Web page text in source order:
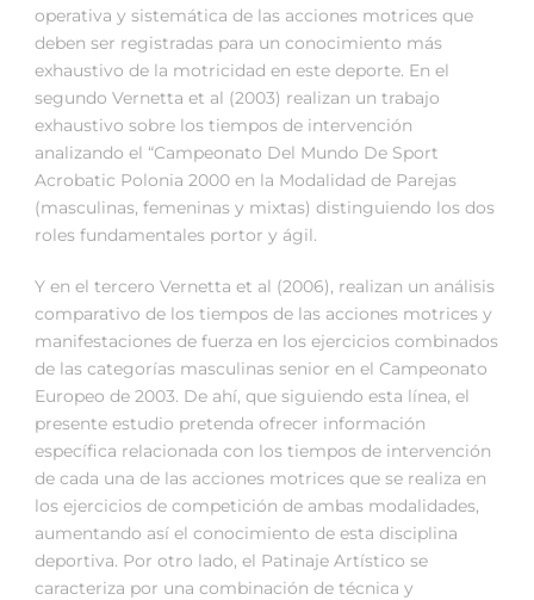
operativa y sistemática de las acciones motrices que
deben ser registradas para un conocimiento más
exhaustivo de la motricidad en este deporte. En el
segundo Vernetta et al (2003) realizan un trabajo
exhaustivo sobre los tiempos de intervención
analizando el “Campeonato Del Mundo De Sport
Acrobatic Polonia 2000 en la Modalidad de Parejas
(masculinas, femeninas y mixtas) distinguiendo los dos
roles fundamentales portor y ágil.
Y en el tercero Vernetta et al (2006), realizan un análisis
comparativo de los tiempos de las acciones motrices y
manifestaciones de fuerza en los ejercicios combinados
de las categorías masculinas senior en el Campeonato
Europeo de 2003. De ahí, que siguiendo esta línea, el
presente estudio pretenda ofrecer información
específica relacionada con los tiempos de intervención
de cada una de las acciones motrices que se realiza en
los ejercicios de competición de ambas modalidades,
aumentando así el conocimiento de esta disciplina
deportiva. Por otro lado, el Patinaje Artístico se
caracteriza por una combinación de técnica y